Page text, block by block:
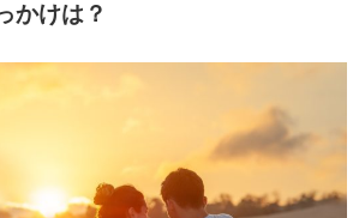
かけは？